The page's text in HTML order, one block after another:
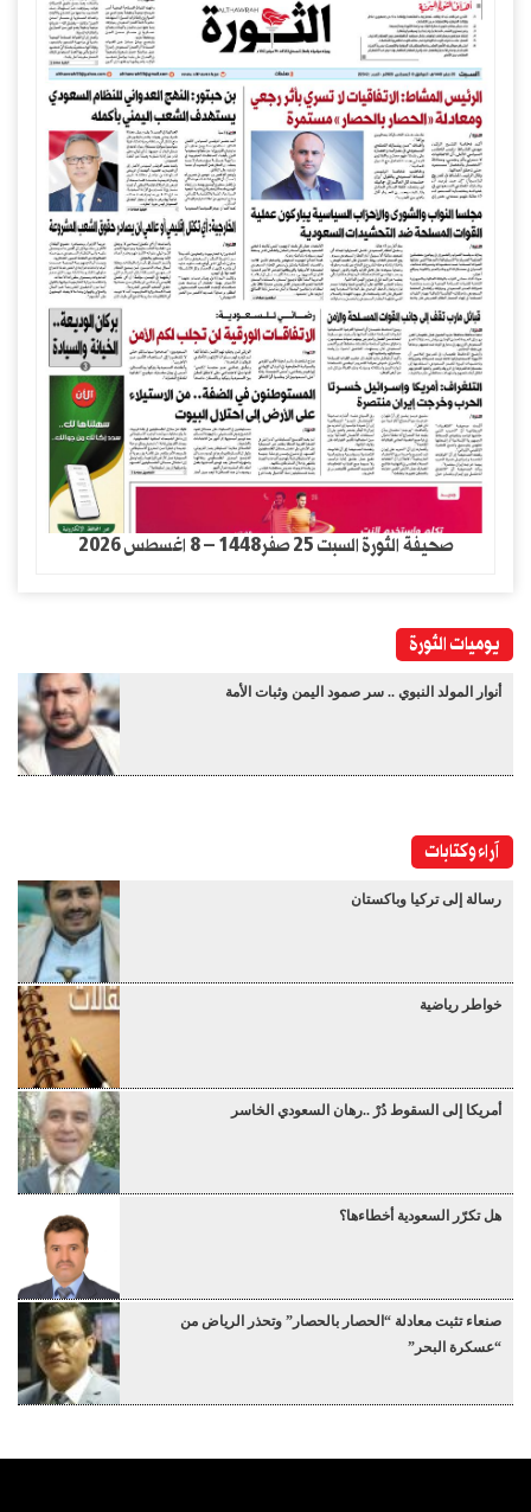
صحيفة الثورة السبت 25 صفر1448 – 8 اغسطس 2026
يوميات الثورة
أنوار المولد النبوي .. سر صمود اليمن وثبات الأمة
آراء وكتابات
رسالة إلى تركيا وباكستان
خواطر رياضية
أمريكا إلى السقوط دُرْ ..رهان السعودي الخاسر
هل تكرّر السعودية أخطاءها؟
صنعاء تثبت معادلة “الحصار بالحصار” وتحذر الرياض من
“عسكرة البحر”